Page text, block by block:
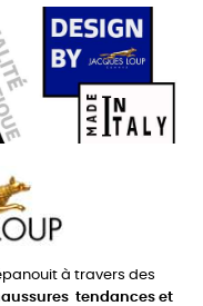
à travers des
tendances et